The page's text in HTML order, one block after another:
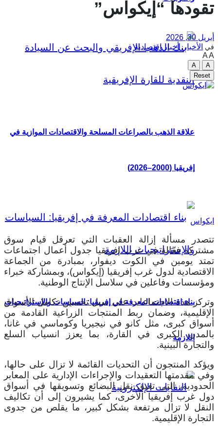
علاقة الذهب بالصراعات المسلحة والاقتصادات الموازية في
إفريقيا (2000–2026)
بناء اقتصادات المعرفة في إفريقيا: السياسات والإستراتيجيات
اللازمة
تقودها “إيكواس”
أبريل 30, 2026
في الأخبار , أخبار اقتصادية
AA
A
A
Reset
ايكواس
تتصدر مسألة إزالة العقبات التي تعرقل قيام سوق
مشتركة فعّالة في غرب إفريقيا جدول أعمال اجتماعات
تمتد يومين في الكوت ديفوار، بمبادرة من الجماعة
الاقتصادية لدول غرب إفريقيا (إيكواس)، وبمشاركة خبراء
ومؤسسات وفاعلين في سلاسل الإنتاج الوطنية.
وتركز هذه الاجتماعات على سبل تحسين تكامل الأسواق
الإقليمية، وضمان ربط المنتجات الزراعية القادمة من
أسواق كبرى، مثل كانو في نيجيريا وكوماسي في غانا،
بالمدن الكبرى في القارة، بما يعزز انسياب السلع
والتجارة البينية.
ويؤكد المنتجون أن التحديات القائمة لا تزال على حالها،
وفي مقدمتها التعقيدات والإجراءات الإدارية على المعابر
الحدودية، التي تعيق نقل البضائع وتسويقها في أسواق
دول غرب إفريقيا الأخرى، كما يشيرون إلى أن تكاليف
النقل لا تزال مرتفعة بشكل كبير، ما يقلص من جدوى
التجارة الإقليمية.